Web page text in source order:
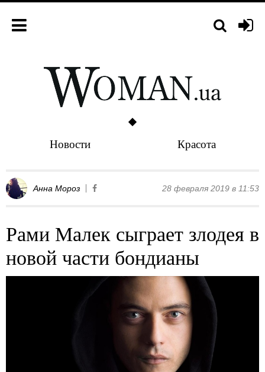
Новости Красота
Анна Мороз 28 февраля 2019 в 11:53
Рами Малек сыграет злодея в
новой части бондианы